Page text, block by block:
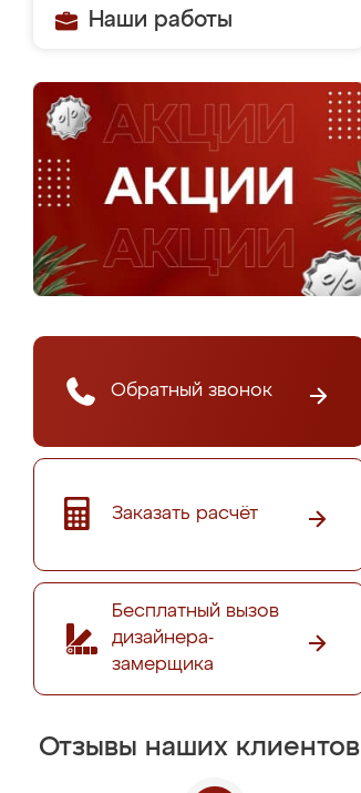
Наши работы
Обратный звонок
Заказать расчёт
Бесплатный вызов
дизайнера-
замерщика
Отзывы наших клиентов